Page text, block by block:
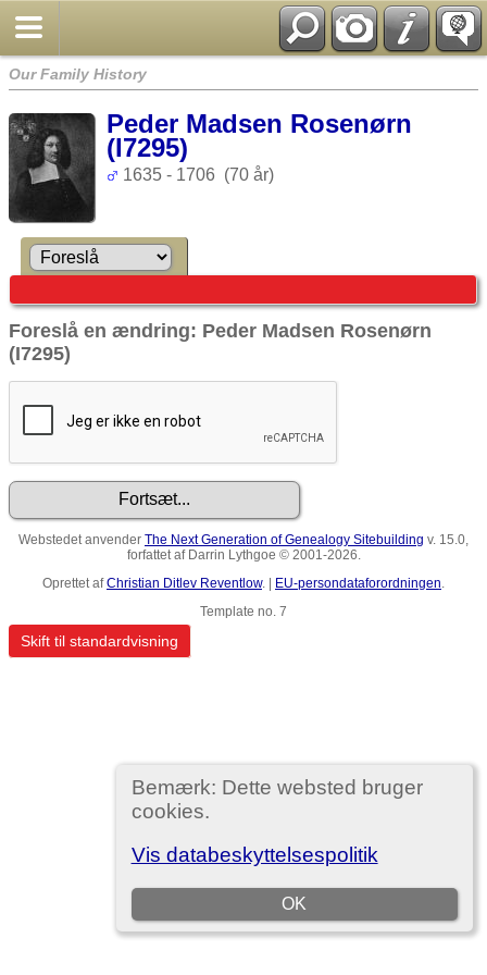
Our Family History
Bemærk: Dette websted bruger
cookies.
Vis databeskyttelsespolitik
OK
Peder Madsen Rosenørn
(I7295)
1635 - 1706 (70 år)
Foreslå en ændring: Peder Madsen Rosenørn
(I7295)
Webstedet anvender The Next Generation of Genealogy Sitebuilding v. 15.0,
forfattet af Darrin Lythgoe © 2001-2026.
Oprettet afChristian Ditlev Reventlow. | EU-persondataforordningen
Template no. 7
Skift til standardvisning